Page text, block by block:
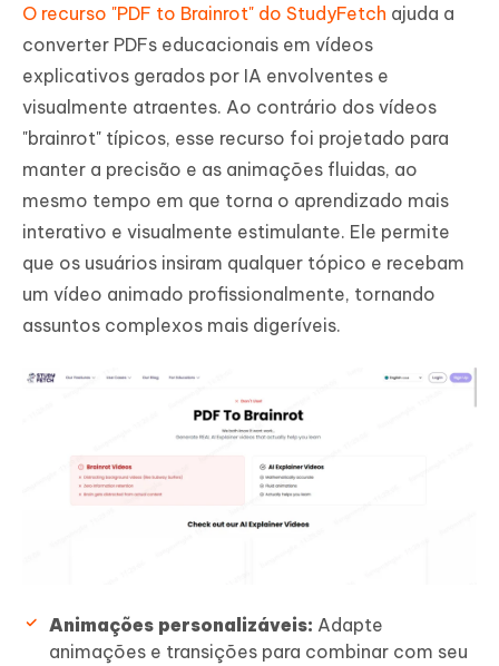
O recurso "PDF to Brainrot" do StudyFetch ajuda a
converter PDFs educacionais em vídeos
explicativos gerados por IA envolventes e
visualmente atraentes. Ao contrário dos vídeos
"brainrot" típicos, esse recurso foi projetado para
manter a precisão e as animações fluidas, ao
mesmo tempo em que torna o aprendizado mais
interativo e visualmente estimulante. Ele permite
que os usuários insiram qualquer tópico e recebam
um vídeo animado profissionalmente, tornando
assuntos complexos mais digeríveis.
Animações personalizáveis: Adapte
animações e transições para combinar com seu